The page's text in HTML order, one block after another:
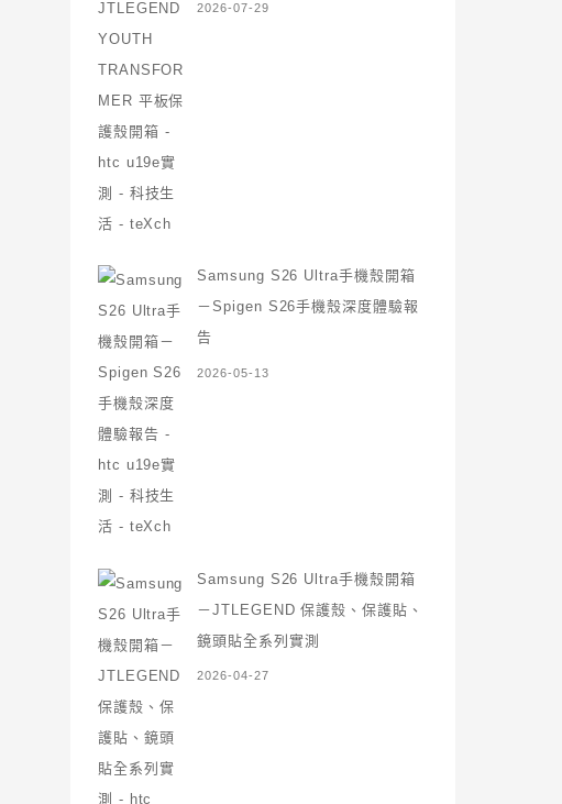
2026-07-29
Samsung S26 Ultra手機殼開箱
－Spigen S26手機殼深度體驗報
告
2026-05-13
Samsung S26 Ultra手機殼開箱
－JTLEGEND 保護殼、保護貼、
鏡頭貼全系列實測
2026-04-27